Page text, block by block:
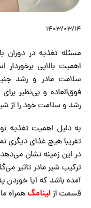
1403/03/14
مسئله تغذیه در دوران
اهمیت بالایی
سلامت مادر و رشد
فوق‌العاده و بی‌نظیر
رشد و سلامت خود را از
به دلیل اهمیت تغذیه
تقریبا هیچ غذای دیگری
در این زمینه نشان
ترکیب شیر مادر تاثیر
آمده باشد که آیا
قسمت ازلینامگهمراه